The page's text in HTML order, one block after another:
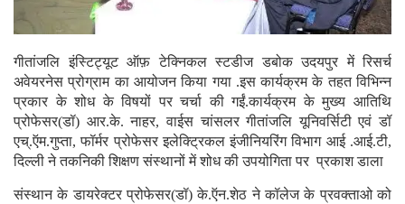
गीतांजलि इंस्टिट्यूट ऑफ़ टेक्निकल स्टडीज डबोक उदयपुर में रिसर्च
अवेयरनेस प्रोग्राम का आयोजन किया गया .इस कार्यक्रम के तहत विभिन्न
प्रकार के शोध के विषयों पर चर्चा की गईं.कार्यक्रम के मुख्य आतिथि
प्रोफेसर(डॉ) आर.के. नाहर, वाईस चांसलर गीतांजलि यूनिवर्सिटी एवं डॉ
एच्.ऍम.गुप्ता, फॉर्मर प्रोफेसर इलेक्ट्रिकल इंजीनियरिंग विभाग आई .आई.टी,
दिल्ली ने तकनिकी शिक्षण संस्थानों में शोध की उपयोगिता पर प्रकाश डाला
संस्थान के डायरेक्टर प्रोफेसर(डॉ) के.ऍन.शेठ ने कॉलेज के प्रवक्ताओ को